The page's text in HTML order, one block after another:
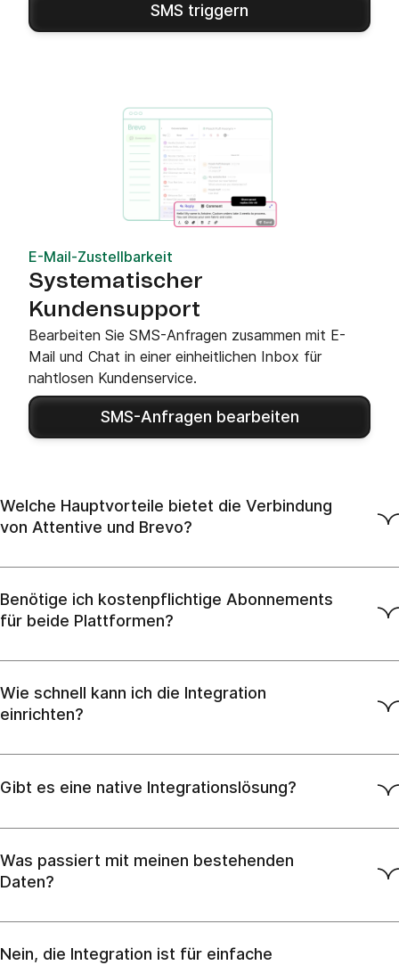
SMS triggern
E-Mail-Zustellbarkeit
Systematischer
Kundensupport
Bearbeiten Sie SMS-Anfragen zusammen mit E-
Mail und Chat in einer einheitlichen Inbox für
nahtlosen Kundenservice.
SMS-Anfragen bearbeiten
Welche Hauptvorteile bietet die Verbindung
von Attentive und Brevo?
Benötige ich kostenpflichtige Abonnements
für beide Plattformen?
Wie schnell kann ich die Integration
einrichten?
Gibt es eine native Integrationslösung?
Was passiert mit meinen bestehenden
Daten?
Nein, die Integration ist für einfache